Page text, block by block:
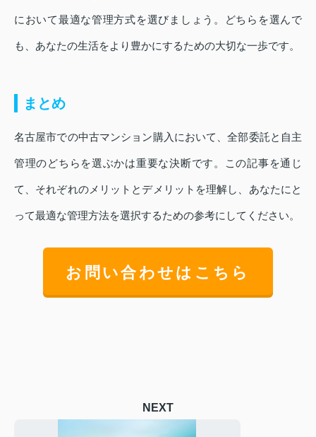
において最適な管理方式を選びましょう。どちらを選んで
も、あなたの生活をより豊かにするための大切な一歩です。
まとめ
名古屋市での中古マンション購入において、全部委託と自主
管理のどちらを選ぶかは重要な決断です。この記事を通じ
て、それぞれのメリットとデメリットを理解し、あなたにと
って最適な管理方法を選択するための参考にしてください。
お問い合わせはこちら
NEXT